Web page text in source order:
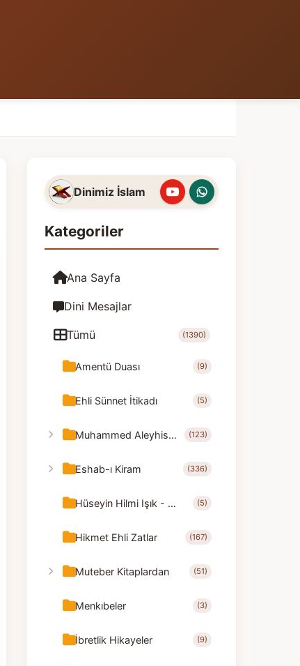
Dinimiz İslam
Kategoriler
Ana Sayfa
Dini Mesajlar
Tümü (1390)
Amentü Duası (9)
Ehli Sünnet İtikadı (5)
Muhammed Aleyhisselam (123)
Eshab-ı Kiram (336)
Hüseyin Hilmi Işık - Nasihatler (5)
Hikmet Ehli Zatlar (167)
Muteber Kitaplardan (51)
Menkıbeler (3)
İbretlik Hikayeler (9)